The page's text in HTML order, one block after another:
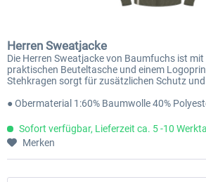
Herren Sweatjacke
Die Herren Sweatjacke von Baumfuchs ist mit
praktischen Beuteltasche und einem
Stehkragen sorgt für zusätzlichen Schutz
● Obermaterial 1:60% Baumwolle 40%
Sofort verfügbar, Lieferzeit ca. 5 -10
Merken